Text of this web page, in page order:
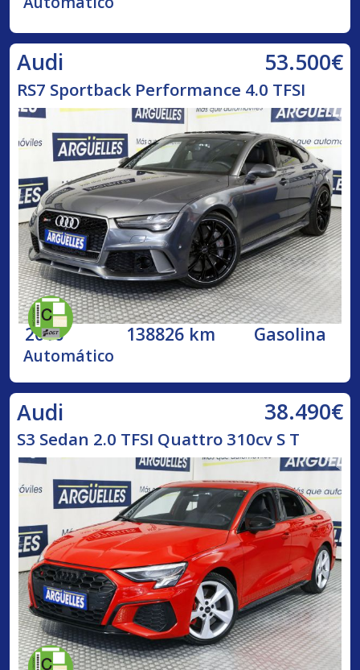
Audi 53.500€
RS7 Sportback Performance 4.0 TFSI
2016 138826 km Gasolina
Automático
Audi 38.490€
S3 Sedan 2.0 TFSI Quattro 310cv S T